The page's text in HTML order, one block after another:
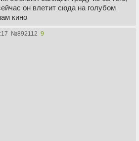
он влетит сюда на голубом
кино
№892112 9